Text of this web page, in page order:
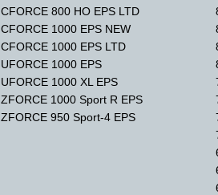
CFORCE 800 HO EPS LTD
CFORCE 1000 EPS NEW
CFORCE 1000 EPS LTD
UFORCE 1000 EPS
UFORCE 1000 XL EPS
ZFORCE 1000 Sport R EPS
ZFORCE 950 Sport-4 EPS